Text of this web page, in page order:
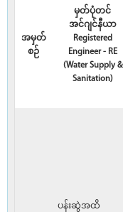
အမှတ်
စဉ်
မှတ်ပုံတင်
အင်ဂျင်နီယာ
Registered
Engineer - RE
(Water Supply &
Sanitation)
ပန်းဆွဲအထိ